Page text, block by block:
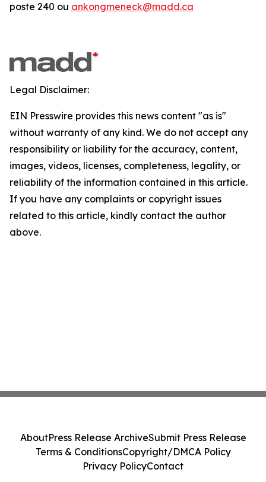
poste 240 ou ankongmeneck@madd.ca
Legal Disclaimer:
EIN Presswire provides this news content "as is"
without warranty of any kind. We do not accept any
responsibility or liability for the accuracy, content,
images, videos, licenses, completeness, legality, or
reliability of the information contained in this article.
If you have any complaints or copyright issues
related to this article, kindly contact the author
above.
AboutPress Release ArchiveSubmit Press Release
Terms & ConditionsCopyright/DMCA Policy
Privacy PolicyContact